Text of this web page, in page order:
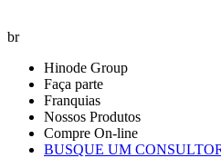
br
Hinode Group
Faça parte
Franquias
Nossos Produtos
Compre On-line
BUSQUE UM